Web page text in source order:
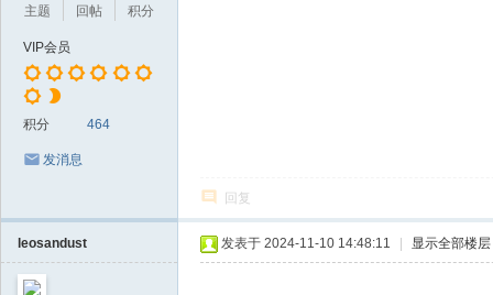
主题
回帖
积分
VIP会员
积分 464
发消息
回复
leosandust 发表于 2024-11-10 14:48:11 显示全部楼层